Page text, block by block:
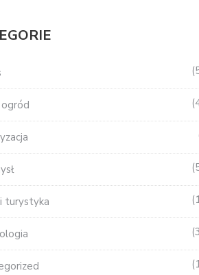
turystyka